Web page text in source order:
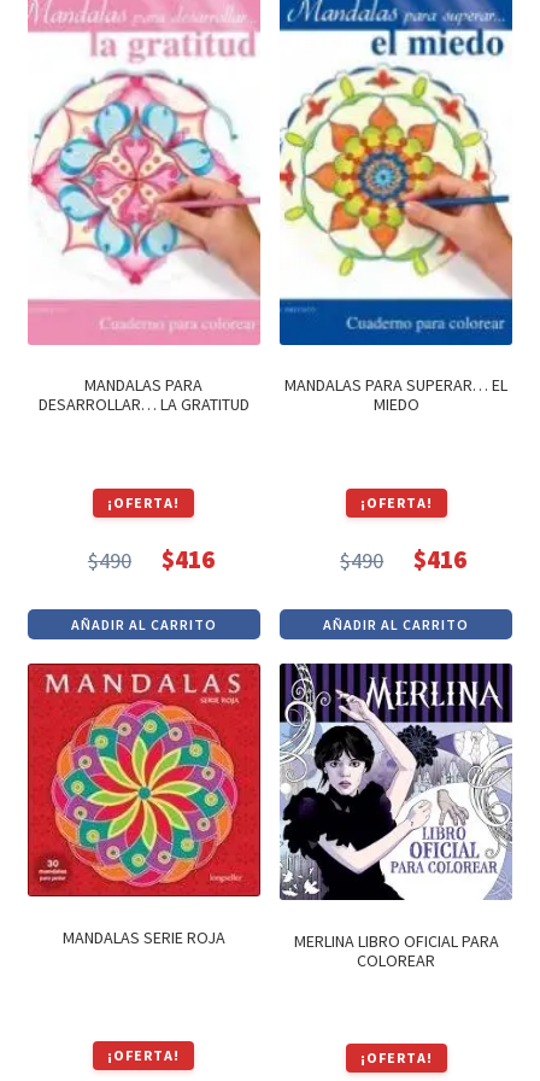
$490.
$416.
MANDALAS PARA
DESARROLLAR… LA GRATITUD
¡OFERTA!
$490
precio
original
era:
$490.
$416
precio
actual
es:
$416.
AÑADIR AL CARRITO
MANDALAS PARA SUPERAR… EL
MIEDO
¡OFERTA!
$490
precio
original
era:
$490.
$416
precio
actual
es:
$416.
AÑADIR AL CARRITO
MANDALAS SERIE ROJA
¡OFERTA!
MERLINA LIBRO OFICIAL PARA
COLOREAR
¡OFERTA!